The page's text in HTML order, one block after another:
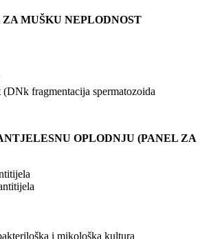
ZA MUŠKU NEPLODNOST
(DNk fragmentacija spermatozoida
OPLODNJU (PANEL ZA
i mikološka kultura